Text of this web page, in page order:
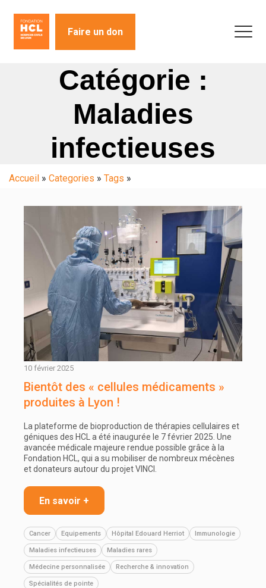
Faire un don
Catégorie :
Maladies
infectieuses
Accueil » Categories » Tags »
10 février 2025
Bientôt des « cellules médicaments »
produites à Lyon !
La plateforme de bioproduction de thérapies cellulaires et
géniques des HCL a été inaugurée le 7 février 2025. Une
avancée médicale majeure rendue possible grâce à la
Fondation HCL, qui a su mobiliser de nombreux mécènes
et donateurs autour du projet VINCI.
En savoir +
Cancer Equipements Hôpital Edouard Herriot Immunologie
Maladies infectieuses Maladies rares
Médecine personnalisée Recherche & innovation
Spécialités de pointe